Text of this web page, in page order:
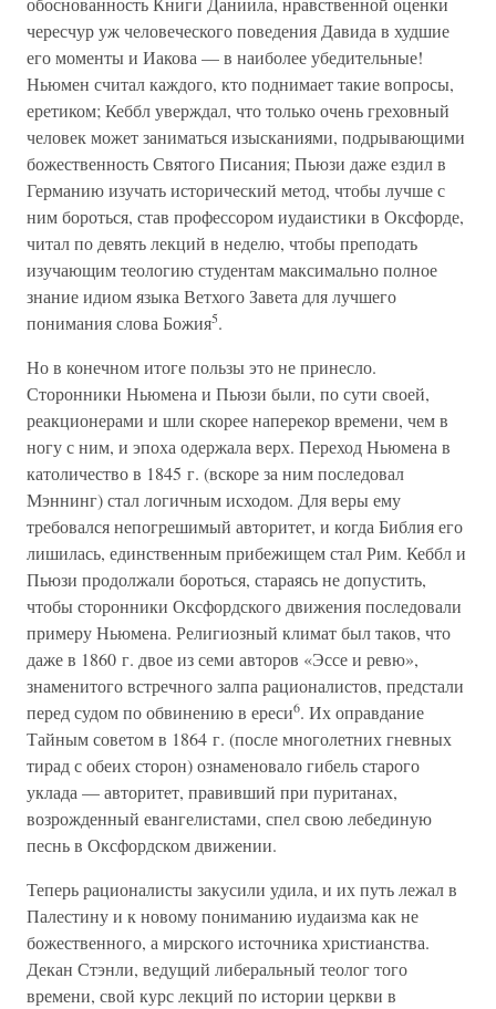
чересчур уж человеческого поведения Давида в худшие
его моменты и Иакова — в наиболее убедительные!
Ньюмен считал каждого, кто поднимает такие вопросы,
еретиком; Кеббл уверждал, что только очень греховный
человек может заниматься изысканиями, подрывающими
божественность Святого Писания; Пьюзи даже ездил в
Германию изучать исторический метод, чтобы лучше с
ним бороться, став профессором иудаистики в Оксфорде,
читал по девять лекций в неделю, чтобы преподать
изучающим теологию студентам максимально полное
знание идиом языка Ветхого Завета для лучшего
понимания слова Божия5.
Но в конечном итоге пользы это не принесло.
Сторонники Ньюмена и Пьюзи были, по сути своей,
реакционерами и шли скорее наперекор времени, чем в
ногу с ним, и эпоха одержала верх. Переход Ньюмена в
католичество в 1845 г. (вскоре за ним последовал
Мэннинг) стал логичным исходом. Для веры ему
требовался непогрешимый авторитет, и когда Библия его
лишилась, единственным прибежищем стал Рим. Кеббл и
Пьюзи продолжали бороться, стараясь не допустить,
чтобы сторонники Оксфордского движения последовали
примеру Ньюмена. Религиозный климат был таков, что
даже в 1860 г. двое из семи авторов «Эссе и ревю»,
знаменитого встречного залпа рационалистов, предстали
перед судом по обвинению в ереси6. Их оправдание
Тайным советом в 1864 г. (после многолетних гневных
тирад с обеих сторон) ознаменовало гибель старого
уклада — авторитет, правивший при пуританах,
возрожденный евангелистами, спел свою лебединую
песнь в Оксфордском движении.
Теперь рационалисты закусили удила, и их путь лежал в
Палестину и к новому пониманию иудаизма как не
божественного, а мирского источника христианства.
Декан Стэнли, ведущий либеральный теолог того
времени, свой курс лекций по истории церкви в